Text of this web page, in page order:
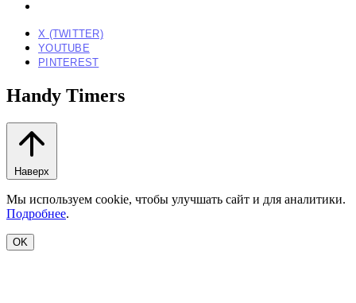
X (TWITTER)
YOUTUBE
PINTEREST
Handy Timers
Наверх
Мы используем cookie, чтобы улучшать сайт и для аналитики.
Подробнее.
OK